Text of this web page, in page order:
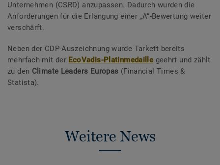
Unternehmen (CSRD) anzupassen. Dadurch wurden die
Anforderungen für die Erlangung einer „A“-Bewertung weiter
verschärft.
Neben der CDP-Auszeichnung wurde Tarkett bereits
mehrfach mit der EcoVadis-Platinmedaillegeehrt und zählt
zu den Climate Leaders Europas (Financial Times &
Statista).
Weitere News